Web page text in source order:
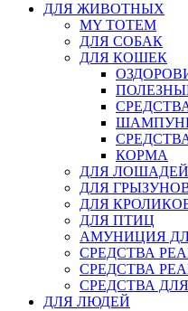
ДЛЯ ЖИВОТНЫХ
MY TOTEM
ДЛЯ СОБАК
ДЛЯ КОШЕК
КОРМА
ДЛЯ ЛОШАДЕЙ
ДЛЯ
ДЛЯ
ДЛЯ ПТИЦ
АМУНИЦИЯ
СРЕДСТВА
СРЕДСТВА
СРЕДСТВА
ДЛЯ ЛЮДЕЙ